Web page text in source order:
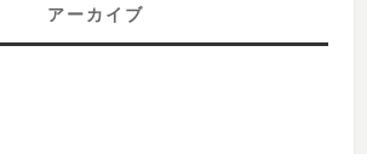
アーカイブ